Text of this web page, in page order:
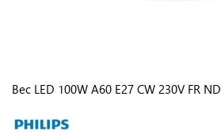
Bec LED 100W A60 E27 CW 230V FR ND